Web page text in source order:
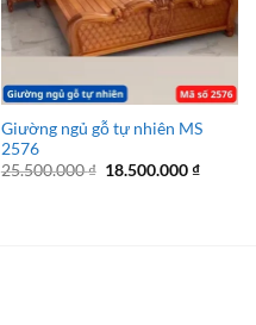
Giường ngủ gỗ tự nhiên MS
2576
25.500.000₫ Giá
18.500.000₫Giá